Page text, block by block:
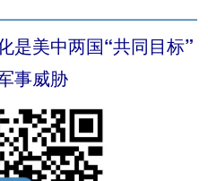
是美中两国“共同目标”
事威胁